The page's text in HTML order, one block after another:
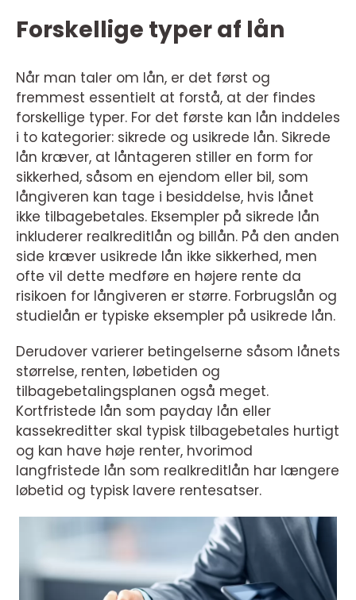
Forskellige typer af lån
Når man taler om lån, er det først og
fremmest essentielt at forstå, at der findes
forskellige typer. For det første kan lån inddeles
i to kategorier: sikrede og usikrede lån. Sikrede
lån kræver, at låntageren stiller en form for
sikkerhed, såsom en ejendom eller bil, som
långiveren kan tage i besiddelse, hvis lånet
ikke tilbagebetales. Eksempler på sikrede lån
inkluderer realkreditlån og billån. På den anden
side kræver usikrede lån ikke sikkerhed, men
ofte vil dette medføre en højere rente da
risikoen for långiveren er større. Forbrugslån og
studielån er typiske eksempler på usikrede lån.
Derudover varierer betingelserne såsom lånets
størrelse, renten, løbetiden og
tilbagebetalingsplanen også meget.
Kortfristede lån som payday lån eller
kassekreditter skal typisk tilbagebetales hurtigt
og kan have høje renter, hvorimod
langfristede lån som realkreditlån har længere
løbetid og typisk lavere rentesatser.